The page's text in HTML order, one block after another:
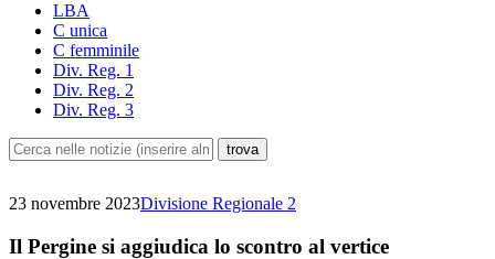
LBA
C unica
C femminile
Div. Reg. 1
Div. Reg. 2
Div. Reg. 3
23 novembre 2023Divisione Regionale 2
Il Pergine si aggiudica lo scontro al vertice